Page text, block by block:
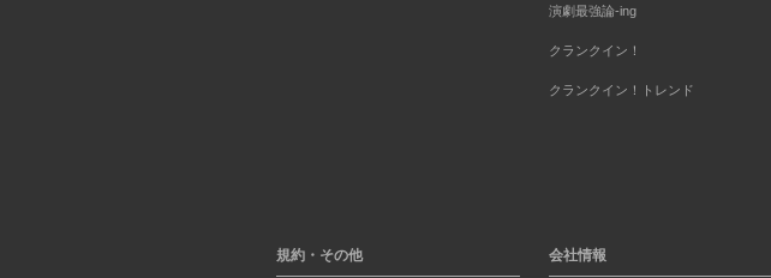
演劇最強論-ing
クランクイン！
クランクイン！トレンド
規約・その他 会社情報